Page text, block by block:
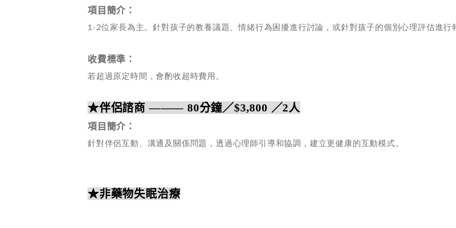
項目簡介：
1-2位家長為主。針對孩子的教養議題、情緒行為困擾進行討論，或針對孩子的個別心理評估進行
收費標準：
若超過原定時間，會酌收超時費用。
★伴侶諮商 ——— 80分鐘／$3,800 ／2人
項目簡介：
針對伴侶互動、溝通及關係問題，透過心理師引導和協調，建立更健康的互動模式。
★非藥物失眠治療